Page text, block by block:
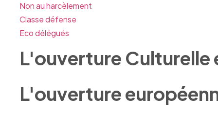
Non au harcèlement
Classe défense
Eco délégués
L'ouverture
L'ouverture